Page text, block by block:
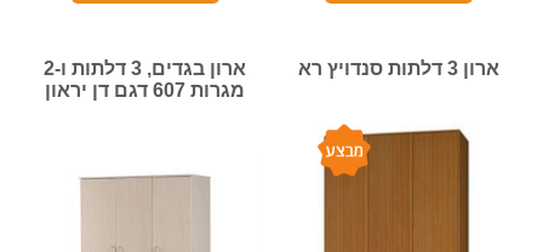
ארון 3 דלתות סנדויץ רא
ארון בגדים, 3 דלתות ו-2
מגרות 607 דגם דן יראון